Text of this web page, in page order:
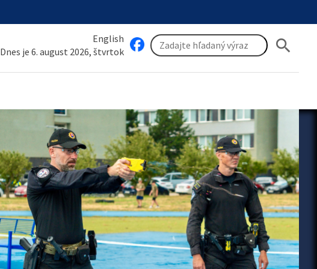
English
Dnes je 6. august 2026, štvrtok
search